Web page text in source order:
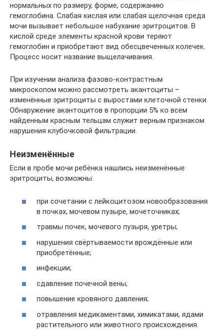
нормальных по размеру, форме, содержанию
гемоглобина. Слабая кислая или слабая щелочная среда
мочи вызывает небольшое набухание эритроцитов. В
кислой среде элементы красной крови теряют
гемоглобин и приобретают вид обесцвеченных колечек.
Процесс носит название выщелачивания.
При изучении анализа фазово-контрастным
микроскопом можно рассмотреть акантоциты –
изменённые эритроциты с выростами клеточной стенки.
Обнаружение акантоцитов в пропорции 5% ко всем
найденным красным тельцам служит верным признаком
нарушения клубочковой фильтрации.
Неизменённые
Если в пробе мочи ребёнка нашлись неизменённые
эритроциты, возможны:
при сочетании с лейкоцитозом новообразования
в почках, мочевом пузыре, мочеточниках;
травмы почек, мочевого пузыря, уретры;
нарушения свёртываемости врождённые или
приобретённые;
инфекции;
сдавление почечной вены;
повышение кровяного давления;
отравления медикаментами, химикатами, ядами
растительного или животного происхождения.